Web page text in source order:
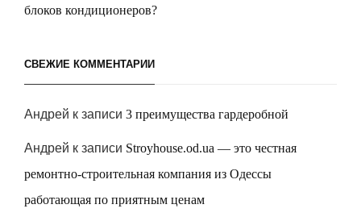
блоков кондиционеров?
СВЕЖИЕ КОММЕНТАРИИ
Андрей к записи 3 преимущества гардеробной
Андрей к записи Stroyhouse.od.ua — это честная
ремонтно-строительная компания из Одессы
работающая по приятным ценам